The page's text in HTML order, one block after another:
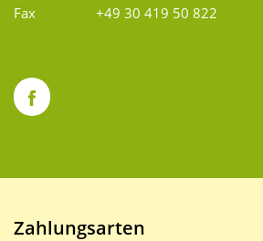
Fax
+49 30 419 50 822
Zahlungsarten